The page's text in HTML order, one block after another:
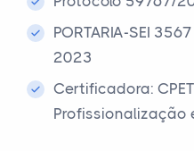
PORTARIA-SEI
2023
Certificadora:
Profissionalização